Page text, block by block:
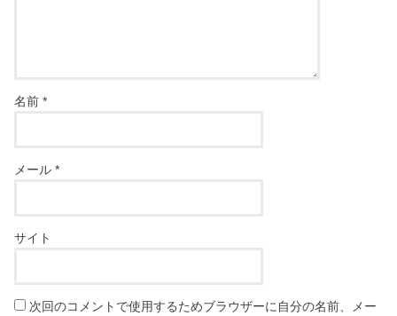
名前*
メール*
サイト
次回のコメントで使用するためブラウザーに自分の名前、メー